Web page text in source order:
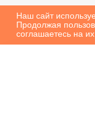
Наш сайт
Продолжая
соглашаетесь на